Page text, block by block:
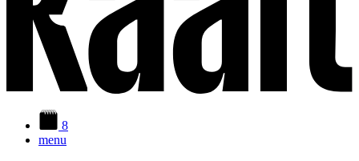
8
menu